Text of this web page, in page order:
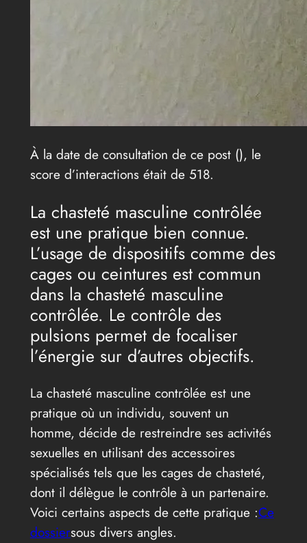
À la date de consultation de ce post (), le
score d’interactions était de 518.
La chasteté masculine contrôlée
est une pratique bien connue.
L’usage de dispositifs comme des
cages ou ceintures est commun
dans la chasteté masculine
contrôlée. Le contrôle des
pulsions permet de focaliser
l’énergie sur d’autres objectifs.
La chasteté masculine contrôlée est une
pratique où un individu, souvent un
homme, décide de restreindre ses activités
sexuelles en utilisant des accessoires
spécialisés tels que les cages de chasteté,
dont il délègue le contrôle à un partenaire.
Voici certains aspects de cette pratique :Ce
dossiersous divers angles.